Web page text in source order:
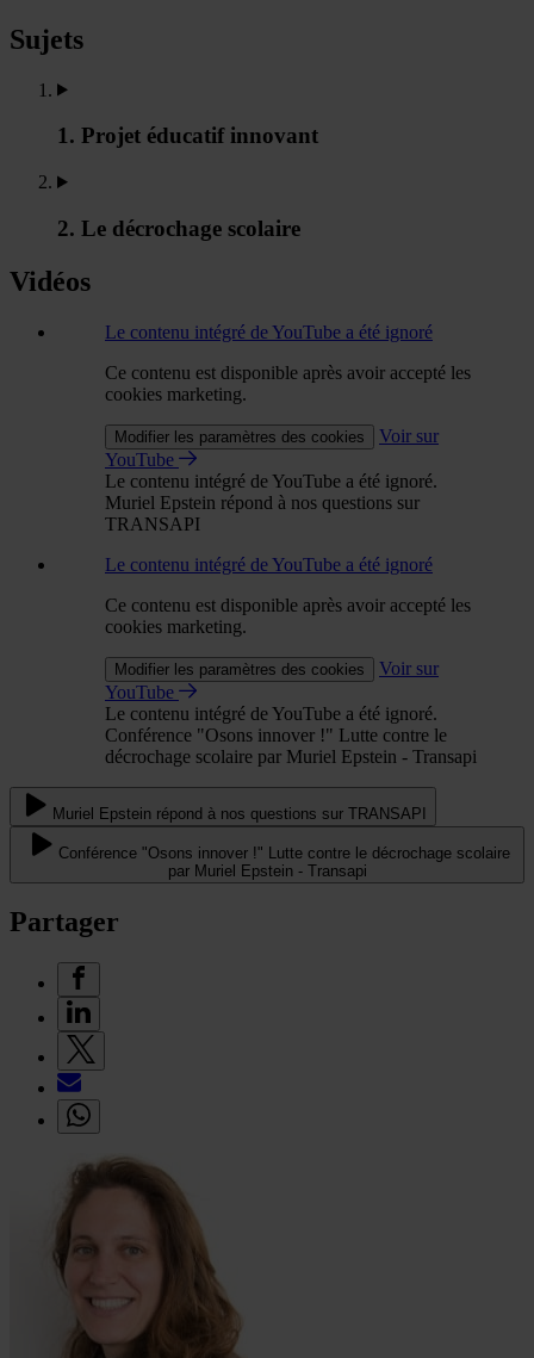
Sujets
1. Projet éducatif innovant
2. Le décrochage scolaire
Vidéos
Le contenu intégré de YouTube a été ignoré
Ce contenu est disponible après avoir accepté les
cookies marketing.
Modifier les paramètres des cookies
Voir sur
YouTube
Le contenu intégré de YouTube a été ignoré.
Muriel Epstein répond à nos questions sur
TRANSAPI
Le contenu intégré de YouTube a été ignoré
Ce contenu est disponible après avoir accepté les
cookies marketing.
Modifier les paramètres des cookies
Voir sur
YouTube
Le contenu intégré de YouTube a été ignoré.
Conférence "Osons innover !" Lutte contre le
décrochage scolaire par Muriel Epstein - Transapi
Muriel Epstein répond à nos questions sur TRANSAPI
Conférence "Osons innover !" Lutte contre le décrochage scolaire
par Muriel Epstein - Transapi
Partager